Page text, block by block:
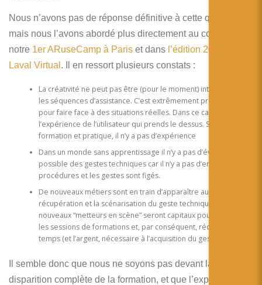
Nous n’avons pas de réponse définitive à cette question
mais nous l’avons abordé plus directement au cours de
notre 1er ARuseCamp à Paris et dans l’édition 2014 de
Laval Virtual . Il en ressort plusieurs constats :
La créativité ne peut pas être (pour le moment) intégrée dans
les séquences d’assistance. C’est extrêmement problématique
pour faire face à des situations réelles. Dans ce cas, c’est
l’expérience de l’utilisateur qui prends le dessus. Sans
formation et pratique, il n’y a pas d’expérience
Dans un monde sans apprentissage il n’y a pas d’évolution
possible des gestes techniques car il n’y a pas d’erreurs. Les
procédures et les gestes sont figés.
De nouveaux métiers sont en train d’apparaître autour de la
récupération et la scénarisation du geste technique. Ces
nouveaux “metteurs en scène” seront capitaux pour optimiser
les sessions de formations et, par conséquent, réduire le
temps (et l’argent, nécessaire à l’acquisition du geste.
Il semble donc que nous ne soyons pas devant la
disparition complète de la formation, et que l’expérience